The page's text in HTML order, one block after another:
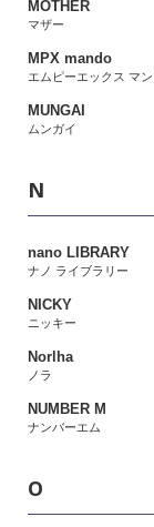
MOTHER
マザー
MPX mando
エムピーエックス マン
MUNGAI
ムンガイ
N
nano LIBRARY
ナノ ライブラリー
NICKY
ニッキー
Norlha
ノラ
NUMBER M
ナンバーエム
O